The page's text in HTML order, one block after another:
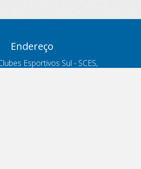
Endereço
Esportivos Sul - SCES,